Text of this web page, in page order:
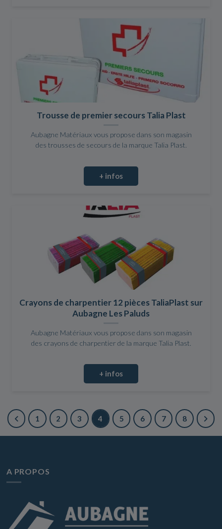
Trousse de premier secours Talia Plast
Aubagne Matériaux vous propose dans son magasin
des trousses de secours de la marque Talia Plast.
+ infos
Crayons de charpentier 12 pièces TaliaPlast sur
Aubagne Les Paluds
Aubagne Matériaux vous propose dans son magasin
des crayons de charpentier de la marque Talia Plast.
+ infos
1 2 3 4 5 6 7 8
A PROPOS